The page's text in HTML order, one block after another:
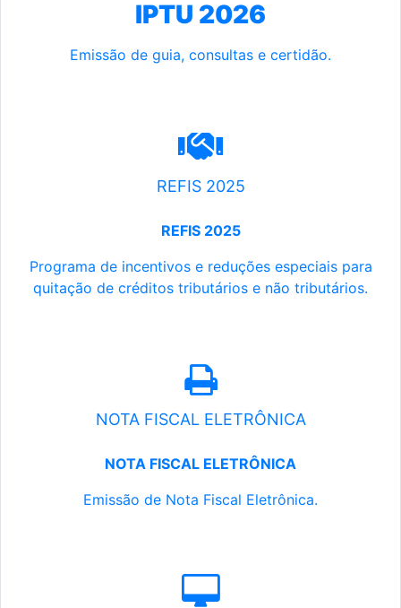
IPTU 2026
Emissão de guia, consultas e certidão.
REFIS 2025
REFIS 2025
Programa de incentivos e reduções especiais para
quitação de créditos tributários e não tributários.
NOTA FISCAL ELETRÔNICA
NOTA FISCAL ELETRÔNICA
Emissão de Nota Fiscal Eletrônica.